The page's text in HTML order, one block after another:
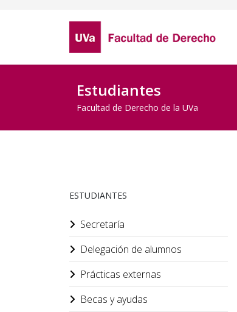
Estudiantes
Facultad de Derecho de la UVa
ESTUDIANTES
Secretaría
Delegación de alumnos
Prácticas externas
Becas y ayudas